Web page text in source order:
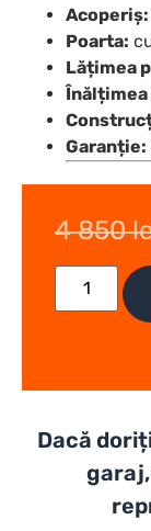
Acoperiș:
Poarta:
Lățimea
Garanție:
4 850
Dacă